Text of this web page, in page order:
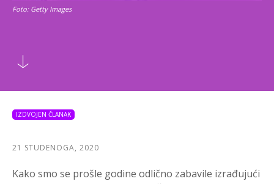
Foto: Getty Images
IZDVOJEN ČLANAK
21 STUDENOGA, 2020
Kako smo se prošle godine odlično zabavile izrađujući